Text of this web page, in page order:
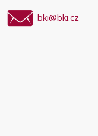
bki@bki.cz